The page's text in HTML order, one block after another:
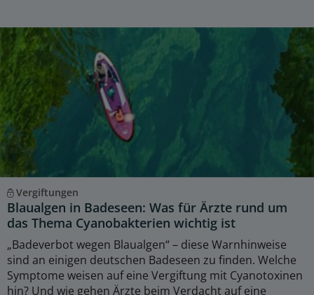
Vergiftungen
Blaualgen in Badeseen: Was für Ärzte rund um
das Thema Cyanobakterien wichtig ist
„Badeverbot wegen Blaualgen“ – diese Warnhinweise
sind an einigen deutschen Badeseen zu finden. Welche
Symptome weisen auf eine Vergiftung mit Cyanotoxinen
hin? Und wie gehen Ärzte beim Verdacht auf eine